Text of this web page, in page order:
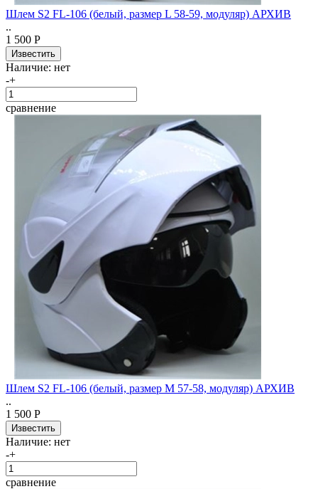
Шлем S2 FL-106 (белый, размер L 58-59, модуляр) АРХИВ
..
1 500 Р
Наличие: нет
-+
сравнение
Шлем S2 FL-106 (белый, размер M 57-58, модуляр) АРХИВ
..
1 500 Р
Наличие: нет
-+
сравнение